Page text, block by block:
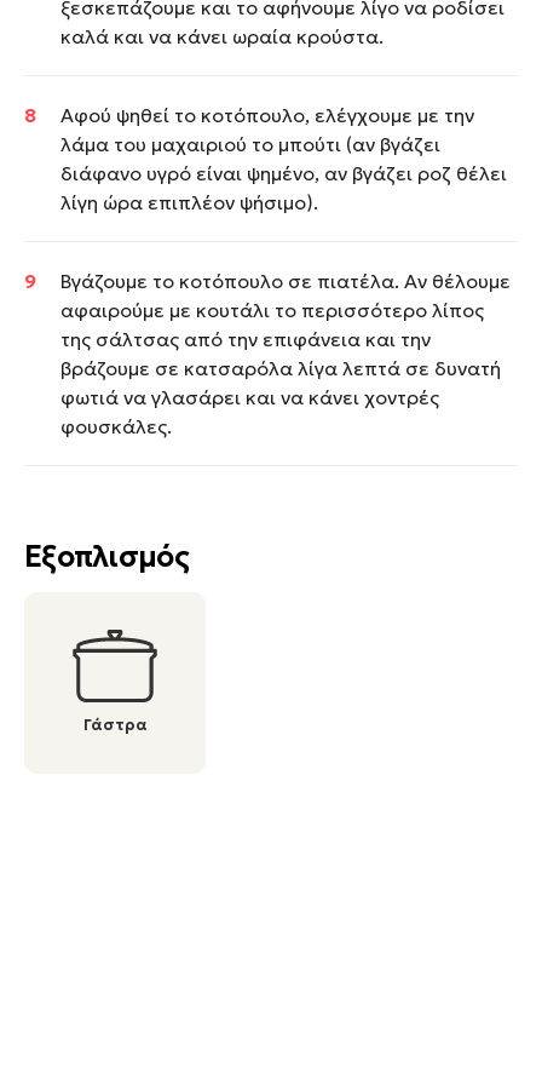
Εξοπλισμός
Γάστρα
ξεσκεπάζουμε και το αφήνουμε λίγο να ροδίσει
καλά και να κάνει ωραία κρούστα.
Αφού ψηθεί το κοτόπουλο, ελέγχουμε με την
λάμα του μαχαιριού το μπούτι (αν βγάζει
διάφανο υγρό είναι ψημένο, αν βγάζει ροζ θέλει
λίγη ώρα επιπλέον ψήσιμο).
Βγάζουμε το κοτόπουλο σε πιατέλα. Αν θέλουμε
αφαιρούμε με κουτάλι το περισσότερο λίπος
της σάλτσας από την επιφάνεια και την
βράζουμε σε κατσαρόλα λίγα λεπτά σε δυνατή
φωτιά να γλασάρει και να κάνει χοντρές
φουσκάλες.